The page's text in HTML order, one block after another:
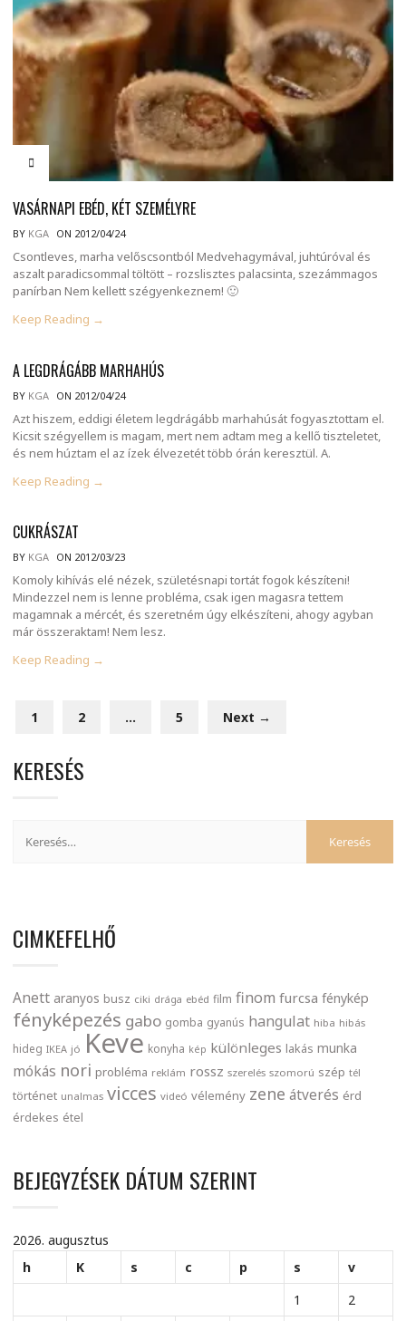
VASÁRNAPI EBÉD, KÉT SZEMÉLYRE
BY KGA ON 2012/04/24
Csontleves, marha velőscsontból Medvehagymával, juhtúróval és
aszalt paradicsommal töltött – rozslisztes palacsinta, szezámmagos
panírban Nem kellett szégyenkeznem! 🙂
Keep Reading →
A LEGDRÁGÁBB MARHAHÚS
BY KGA ON 2012/04/24
Azt hiszem, eddigi életem legdrágább marhahúsát fogyasztottam el.
Kicsit szégyellem is magam, mert nem adtam meg a kellő tiszteletet,
és nem húztam el az ízek élvezetét több órán keresztül. A.
Keep Reading →
CUKRÁSZAT
BY KGA ON 2012/03/23
Komoly kihívás elé nézek, születésnapi tortát fogok készíteni!
Mindezzel nem is lenne probléma, csak igen magasra tettem
magamnak a mércét, és szeretném úgy elkészíteni, ahogy agyban
már összeraktam! Nem lesz.
Keep Reading →
1 2 … 5 Next →
KERESÉS
CIMKEFELHŐ
Anett aranyos busz ciki drága ebéd film finom furcsa fénykép
fényképezés gabo gomba gyanús hangulat hiba hibás
hideg IKEA jó Keve konyha kép különleges lakás munka
mókás nori probléma reklám rossz szerelés szomorú szép tél
történet unalmas vicces videó vélemény zene átverés érd
érdekes étel
BEJEGYZÉSEK DÁTUM SZERINT
2026. augusztus
h
K s c p s
v
1
2